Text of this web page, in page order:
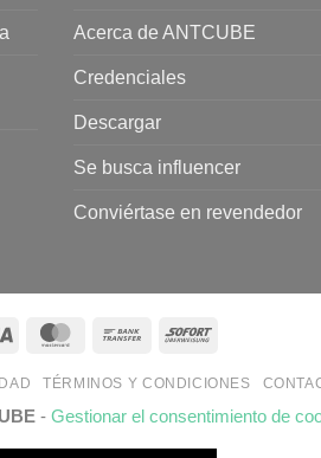
Acerca de ANTCUBE
Credenciales
Descargar
Se busca influencer
Conviértase en revendedor
Visa MasterCardBank
Sofort
TÉRMINOS Y CONDICIONES
- Gestionar el consentimiento de